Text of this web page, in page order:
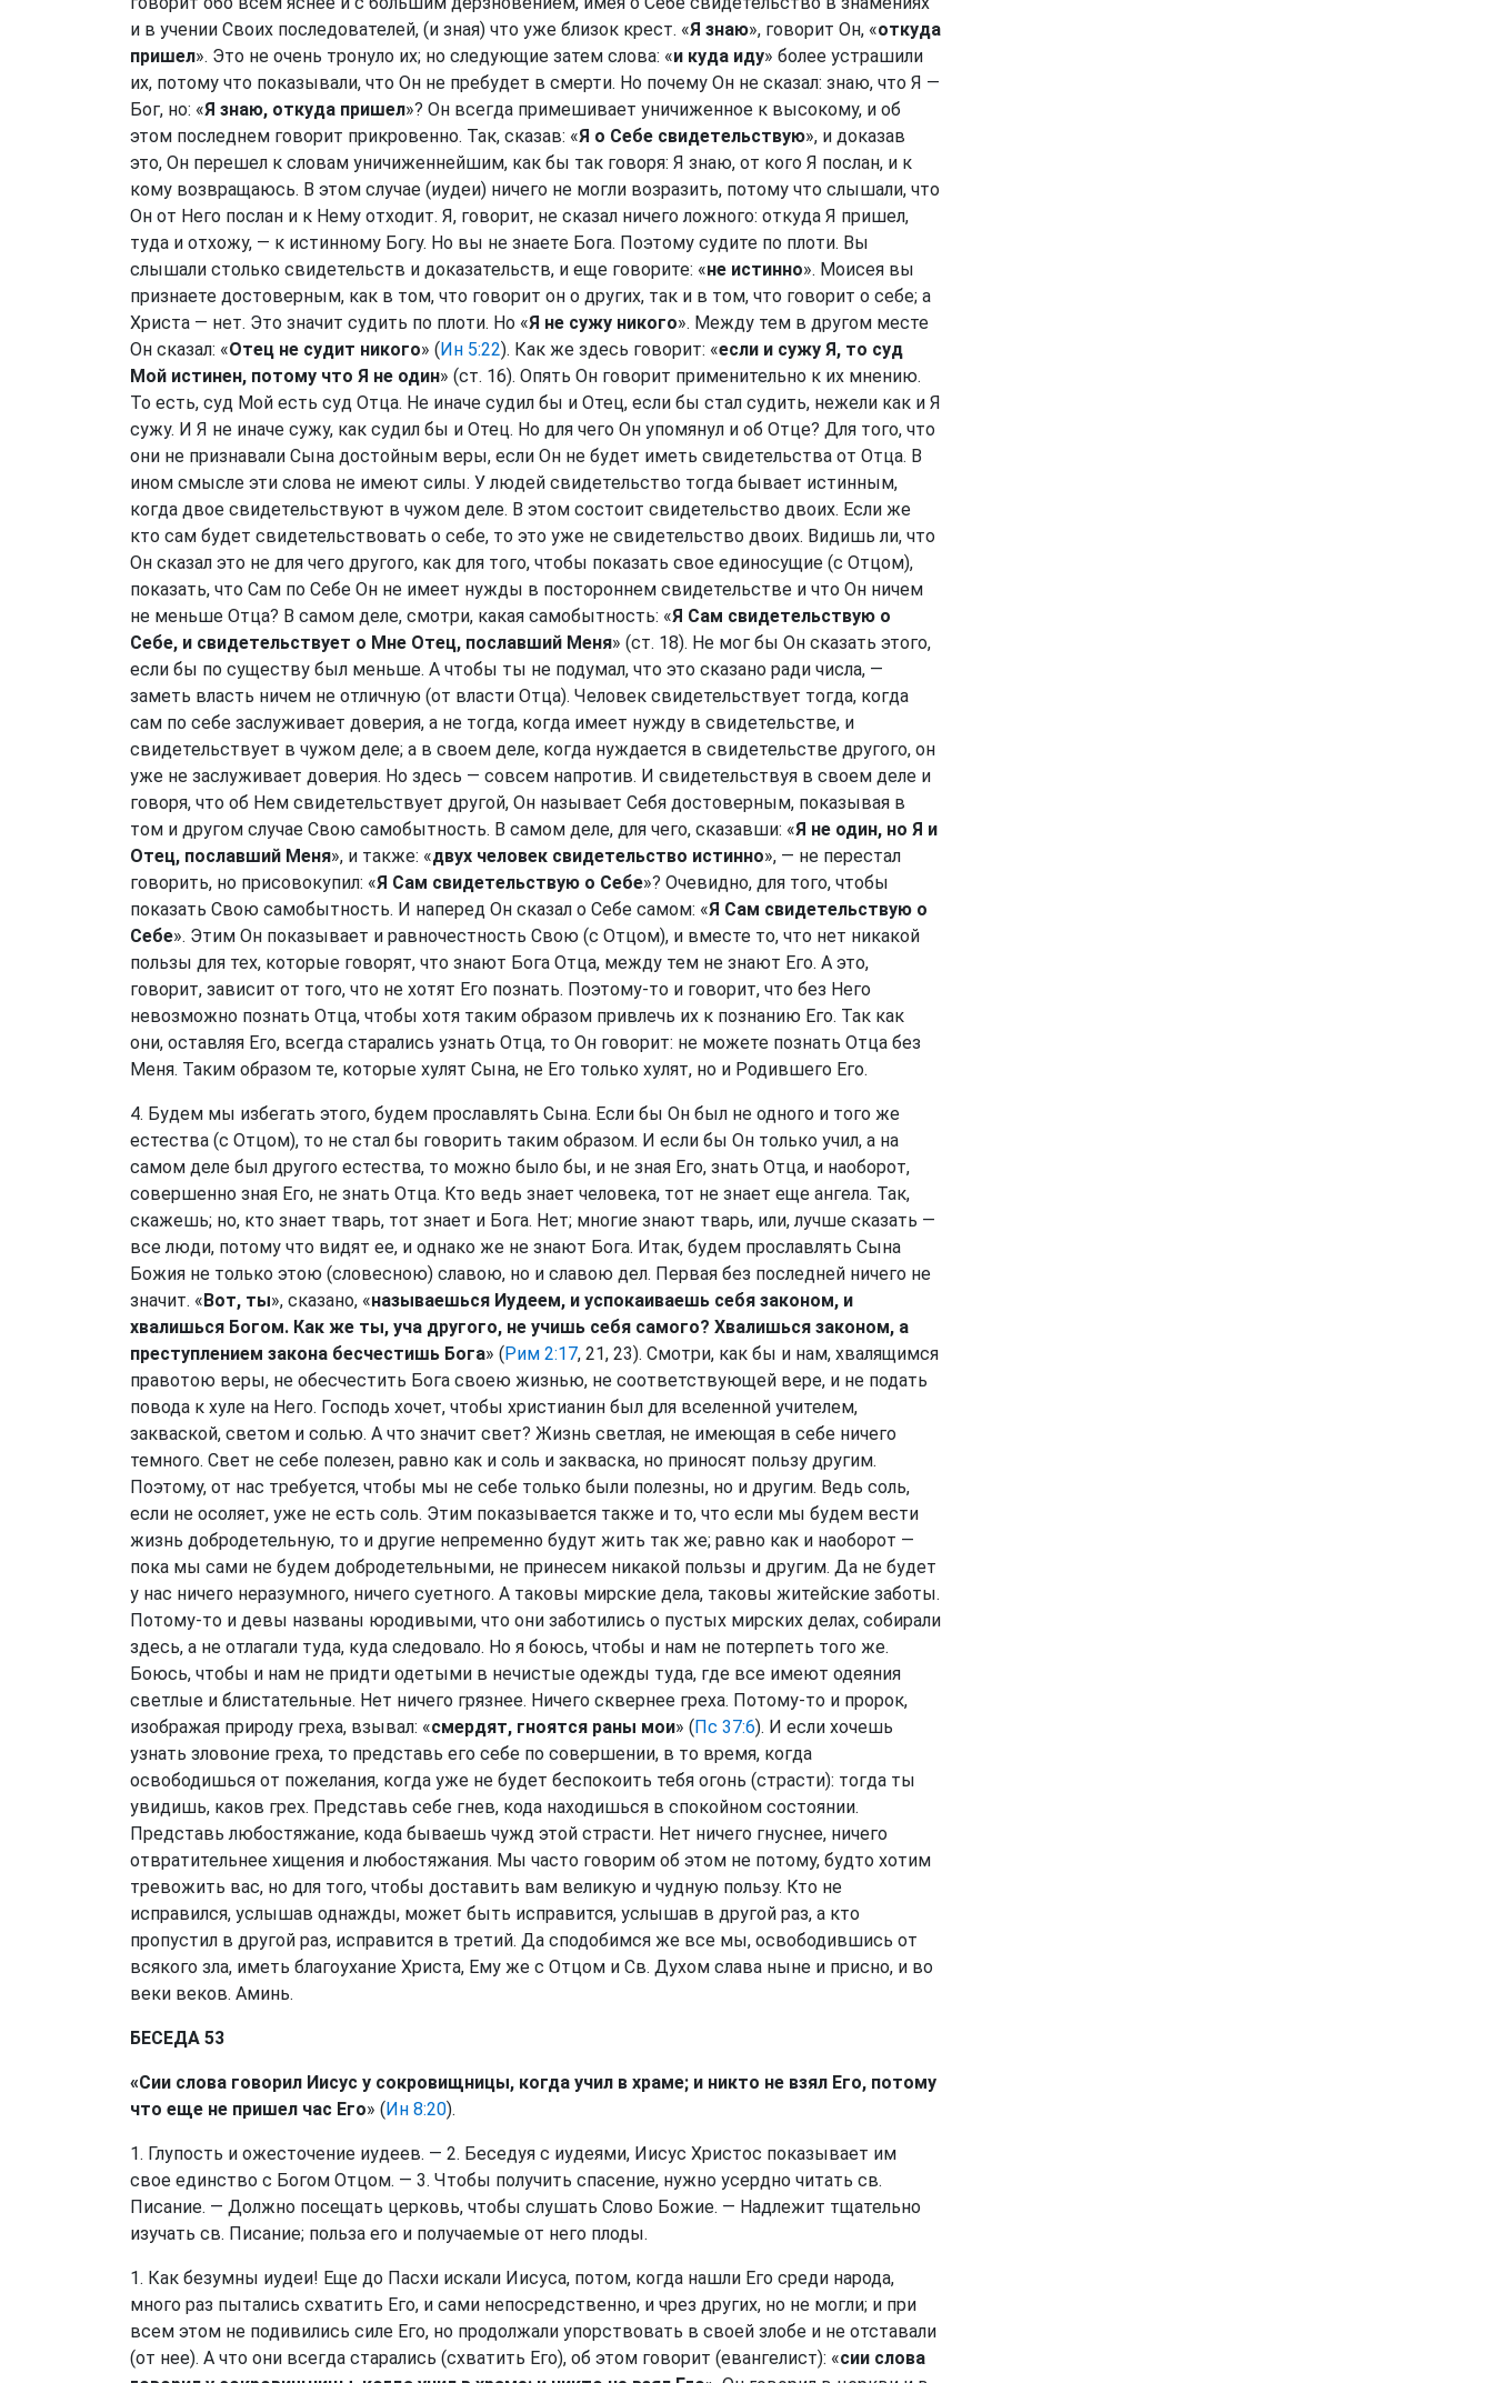
и в учении Своих последователей, (и зная) что уже близок крест. «Я знаю», говорит Он, «откуда
пришел». Это не очень тронуло их; но следующие затем слова: «и куда иду» более устрашили
их, потому что показывали, что Он не пребудет в смерти. Но почему Он не сказал: знаю, что Я —
Бог, но: «Я знаю, откуда пришел»? Он всегда примешивает уничиженное к высокому, и об
этом последнем говорит прикровенно. Так, сказав: «Я о Себе свидетельствую», и доказав
это, Он перешел к словам уничиженнейшим, как бы так говоря: Я знаю, от кого Я послан, и к
кому возвращаюсь. В этом случае (иудеи) ничего не могли возразить, потому что слышали, что
Он от Него послан и к Нему отходит. Я, говорит, не сказал ничего ложного: откуда Я пришел,
туда и отхожу, — к истинному Богу. Но вы не знаете Бога. Поэтому судите по плоти. Вы
слышали столько свидетельств и доказательств, и еще говорите: «не истинно». Моисея вы
признаете достоверным, как в том, что говорит он о других, так и в том, что говорит о себе; а
Христа — нет. Это значит судить по плоти. Но «Я не сужу никого». Между тем в другом месте
Он сказал: «Отец не судит никого» (Ин 5:22). Как же здесь говорит: «если и сужу Я, то суд
Мой истинен, потому что Я не один» (ст. 16). Опять Он говорит применительно к их мнению.
То есть, суд Мой есть суд Отца. Не иначе судил бы и Отец, если бы стал судить, нежели как и Я
сужу. И Я не иначе сужу, как судил бы и Отец. Но для чего Он упомянул и об Отце? Для того, что
они не признавали Сына достойным веры, если Он не будет иметь свидетельства от Отца. В
ином смысле эти слова не имеют силы. У людей свидетельство тогда бывает истинным,
когда двое свидетельствуют в чужом деле. В этом состоит свидетельство двоих. Если же
кто сам будет свидетельствовать о себе, то это уже не свидетельство двоих. Видишь ли, что
Он сказал это не для чего другого, как для того, чтобы показать свое единосущие (с Отцом),
показать, что Сам по Себе Он не имеет нужды в постороннем свидетельстве и что Он ничем
не меньше Отца? В самом деле, смотри, какая самобытность: «Я Сам свидетельствую о
Себе, и свидетельствует о Мне Отец, пославший Меня» (ст. 18). Не мог бы Он сказать этого,
если бы по существу был меньше. А чтобы ты не подумал, что это сказано ради числа, —
заметь власть ничем не отличную (от власти Отца). Человек свидетельствует тогда, когда
сам по себе заслуживает доверия, а не тогда, когда имеет нужду в свидетельстве, и
свидетельствует в чужом деле; а в своем деле, когда нуждается в свидетельстве другого, он
уже не заслуживает доверия. Но здесь — совсем напротив. И свидетельствуя в своем деле и
говоря, что об Нем свидетельствует другой, Он называет Себя достоверным, показывая в
том и другом случае Свою самобытность. В самом деле, для чего, сказавши: «Я не один, но Я и
Отец, пославший Меня», и также: «двух человек свидетельство истинно», — не перестал
говорить, но присовокупил: «Я Сам свидетельствую о Себе»? Очевидно, для того, чтобы
показать Свою самобытность. И наперед Он сказал о Себе самом: «Я Сам свидетельствую о
Себе». Этим Он показывает и равночестность Свою (с Отцом), и вместе то, что нет никакой
пользы для тех, которые говорят, что знают Бога Отца, между тем не знают Его. А это,
говорит, зависит от того, что не хотят Его познать. Поэтому-то и говорит, что без Него
невозможно познать Отца, чтобы хотя таким образом привлечь их к познанию Его. Так как
они, оставляя Его, всегда старались узнать Отца, то Он говорит: не можете познать Отца без
Меня. Таким образом те, которые хулят Сына, не Его только хулят, но и Родившего Его.
4. Будем мы избегать этого, будем прославлять Сына. Если бы Он был не одного и того же
естества (с Отцом), то не стал бы говорить таким образом. И если бы Он только учил, а на
самом деле был другого естества, то можно было бы, и не зная Его, знать Отца, и наоборот,
совершенно зная Его, не знать Отца. Кто ведь знает человека, тот не знает еще ангела. Так,
скажешь; но, кто знает тварь, тот знает и Бога. Нет; многие знают тварь, или, лучше сказать —
все люди, потому что видят ее, и однако же не знают Бога. Итак, будем прославлять Сына
Божия не только этою (словесною) славою, но и славою дел. Первая без последней ничего не
значит. «Вот, ты», сказано, «называешься Иудеем, и успокаиваешь себя законом, и
хвалишься Богом. Как же ты, уча другого, не учишь себя самого? Хвалишься законом, а
преступлением закона бесчестишь Бога» (Рим 2:17, 21, 23). Смотри, как бы и нам, хвалящимся
правотою веры, не обесчестить Бога своею жизнью, не соответствующей вере, и не подать
повода к хуле на Него. Господь хочет, чтобы христианин был для вселенной учителем,
закваской, светом и солью. А что значит свет? Жизнь светлая, не имеющая в себе ничего
темного. Свет не себе полезен, равно как и соль и закваска, но приносят пользу другим.
Поэтому, от нас требуется, чтобы мы не себе только были полезны, но и другим. Ведь соль,
если не осоляет, уже не есть соль. Этим показывается также и то, что если мы будем вести
жизнь добродетельную, то и другие непременно будут жить так же; равно как и наоборот —
пока мы сами не будем добродетельными, не принесем никакой пользы и другим. Да не будет
у нас ничего неразумного, ничего суетного. А таковы мирские дела, таковы житейские заботы.
Потому-то и девы названы юродивыми, что они заботились о пустых мирских делах, собирали
здесь, а не отлагали туда, куда следовало. Но я боюсь, чтобы и нам не потерпеть того же.
Боюсь, чтобы и нам не придти одетыми в нечистые одежды туда, где все имеют одеяния
светлые и блистательные. Нет ничего грязнее. Ничего сквернее греха. Потому-то и пророк,
изображая природу греха, взывал: «смердят, гноятся раны мои» (Пс 37:6). И если хочешь
узнать зловоние греха, то представь его себе по совершении, в то время, когда
освободишься от пожелания, когда уже не будет беспокоить тебя огонь (страсти): тогда ты
увидишь, каков грех. Представь себе гнев, кода находишься в спокойном состоянии.
Представь любостяжание, кода бываешь чужд этой страсти. Нет ничего гнуснее, ничего
отвратительнее хищения и любостяжания. Мы часто говорим об этом не потому, будто хотим
тревожить вас, но для того, чтобы доставить вам великую и чудную пользу. Кто не
исправился, услышав однажды, может быть исправится, услышав в другой раз, а кто
пропустил в другой раз, исправится в третий. Да сподобимся же все мы, освободившись от
всякого зла, иметь благоухание Христа, Ему же с Отцом и Св. Духом слава ныне и присно, и во
веки веков. Аминь.
БЕСЕДА 53
«Сии слова говорил Иисус у сокровищницы, когда учил в храме; и никто не взял Его, потому
что еще не пришел час Его» (Ин 8:20).
1. Глупость и ожесточение иудеев. — 2. Беседуя с иудеями, Иисус Христос показывает им
свое единство с Богом Отцом. — 3. Чтобы получить спасение, нужно усердно читать св.
Писание. — Должно посещать церковь, чтобы слушать Слово Божие. — Надлежит тщательно
изучать св. Писание; польза его и получаемые от него плоды.
1. Как безумны иудеи! Еще до Пасхи искали Иисуса, потом, когда нашли Его среди народа,
много раз пытались схватить Его, и сами непосредственно, и чрез других, но не могли; и при
всем этом не подивились силе Его, но продолжали упорствовать в своей злобе и не отставали
(от нее). А что они всегда старались (схватить Его), об этом говорит (евангелист): «сии слова